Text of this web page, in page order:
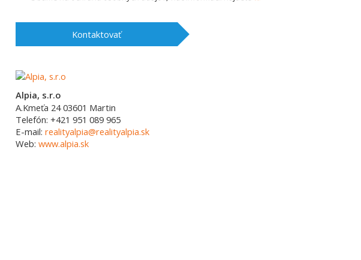
Kontaktovať
Alpia, s.r.o
A.Kmeťa 24 03601 Martin
Telefón: +421 951 089 965
E-mail: realityalpia@realityalpia.sk
Web: www.alpia.sk